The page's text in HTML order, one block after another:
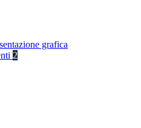
grafica
2